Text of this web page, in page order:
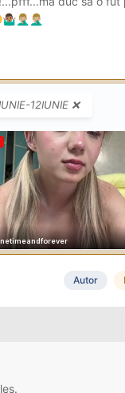
buzelor alea
baliverna , niște
gașca, vesela,
🤷🏽‍♂️ 🤦🏼‍♂️ 🤦🏼‍♂️
12IUNIE ❌
Autor